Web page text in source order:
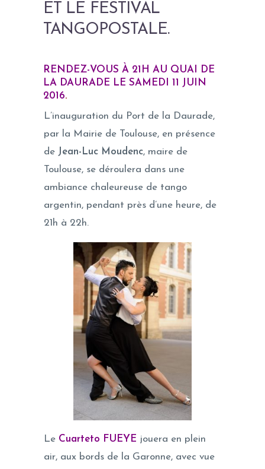
ET LE FESTIVAL
TANGOPOSTALE.
RENDEZ-VOUS À 21H AU QUAI DE
LA DAURADE LE SAMEDI 11 JUIN
2016.
L’inauguration du Port de la Daurade,
par la Mairie de Toulouse, en présence
de Jean-Luc Moudenc, maire de
Toulouse, se déroulera dans une
ambiance chaleureuse de tango
argentin, pendant près d’une heure, de
21h à 22h.
Le Cuarteto FUEYE jouera en plein
air, aux bords de la Garonne, avec vue